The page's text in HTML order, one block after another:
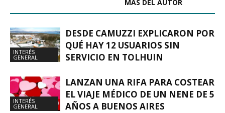
MÁS DEL AUTOR
INTERÉS
GENERAL
DESDE CAMUZZI EXPLICARON POR
QUÉ HAY 12 USUARIOS SIN
SERVICIO EN TOLHUIN
INTERÉS
GENERAL
LANZAN UNA RIFA PARA COSTEAR
EL VIAJE MÉDICO DE UN NENE DE 5
AÑOS A BUENOS AIRES